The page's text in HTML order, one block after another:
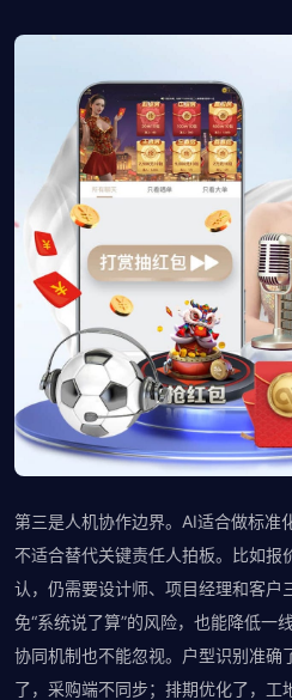
第三是人机协作边界。AI适合做标准
不适合替代关键责任人拍板。比如报
认，仍需要设计师、项目经理和客户
免“系统说了算”的风险，也能降低一
协同机制也不能忽视。户型识别准确
了，采购端不同步；排期优化了，工